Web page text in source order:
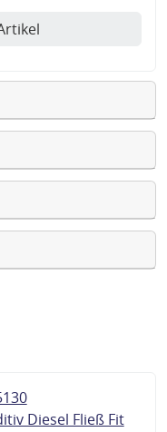
Diesel Fließ Fit